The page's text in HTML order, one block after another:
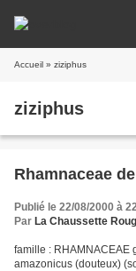
Accueil » ziziphus
ziziphus
Rhamnaceae
Publié le 22/08/2000 à
Par La Chaussette
famille : RHAMNACEAE
amazonicus (douteux)